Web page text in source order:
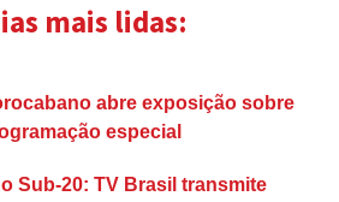
mais lidas:
abre exposição sobre
especial
Sub-20: TV Brasil transmite